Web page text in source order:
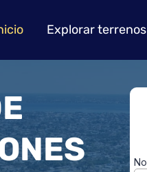
Explorar terrenos